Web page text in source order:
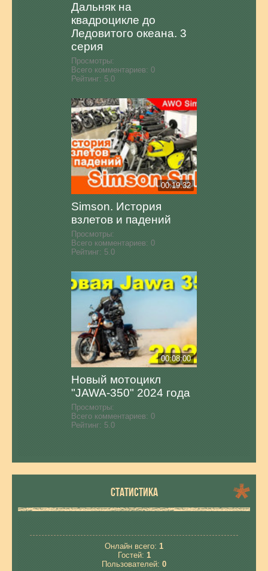
Дальняк на
квадроцикле до
Ледовитого океана. 3
серия
Просмотры:
Всего комментариев: 0
Рейтинг: 5.0
00:19:32
Simson. История
взлетов и падений
Просмотры:
Всего комментариев: 0
Рейтинг: 5.0
00:08:00
Новый мотоцикл
"JAWA-350" 2024 года
Просмотры:
Всего комментариев: 0
Рейтинг: 5.0
СТАТИСТИКА
Онлайн всего: 1
Гостей: 1
Пользователей: 0